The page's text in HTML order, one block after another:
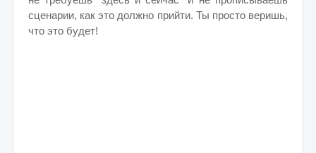
сценарии, как это должно прийти. Ты просто веришь,
что это будет!